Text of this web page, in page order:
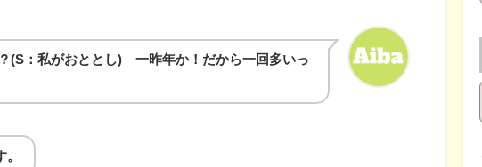
(S：私がおととし) 一昨年か！だから一回多いっ